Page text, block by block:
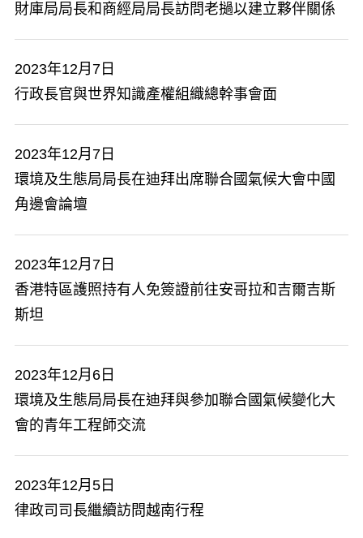
財庫局局長和商經局局長訪問老撾以建立夥伴關係
2023年12月7日
行政長官與世界知識產權組織總幹事會面
2023年12月7日
環境及生態局局長在迪拜出席聯合國氣候大會中國
角邊會論壇
2023年12月7日
香港特區護照持有人免簽證前往安哥拉和吉爾吉斯
斯坦
2023年12月6日
環境及生態局局長在迪拜與參加聯合國氣候變化大
會的青年工程師交流
2023年12月5日
律政司司長繼續訪問越南行程